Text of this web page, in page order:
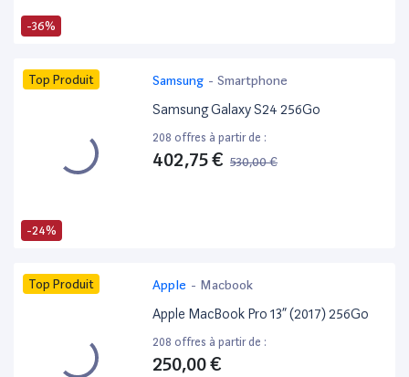
-36%
-24%
Top Produit Samsung - Smartphone
Samsung Galaxy S24 256Go
208 offres à partir de :
402,75 € 530,00 €
Top Produit Apple - Macbook
Apple MacBook Pro 13” (2017) 256Go
208 offres à partir de :
250,00 €